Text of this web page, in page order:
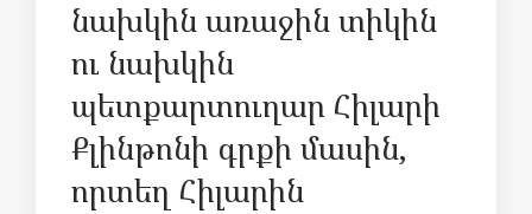
նախկին առաջին տիկին
ու նախկին
պետքարտուղար Հիլարի
Քլինթոնի գրքի մասին,
որտեղ Հիլարին